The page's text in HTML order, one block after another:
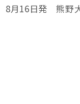
8月16日発 熊野